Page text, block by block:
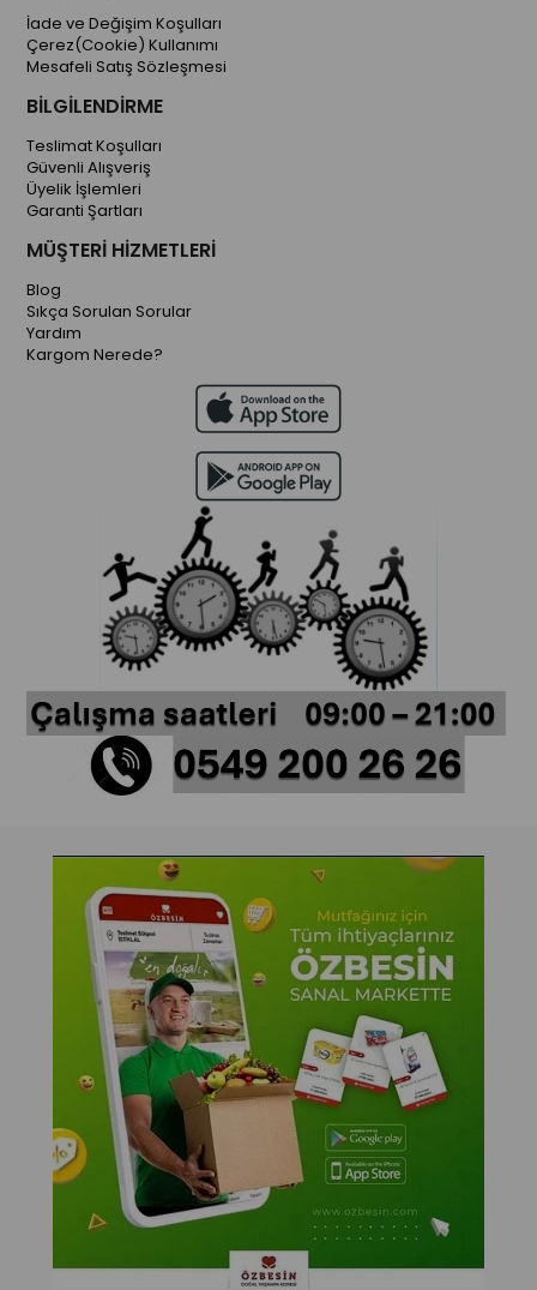
İade ve Değişim Koşulları
Çerez(Cookie) Kullanımı
Mesafeli Satış Sözleşmesi
BİLGİLENDİRME
Teslimat Koşulları
Güvenli Alışveriş
Üyelik İşlemleri
Garanti Şartları
MÜŞTERİ HİZMETLERİ
Blog
Sıkça Sorulan Sorular
Yardım
Kargom Nerede?